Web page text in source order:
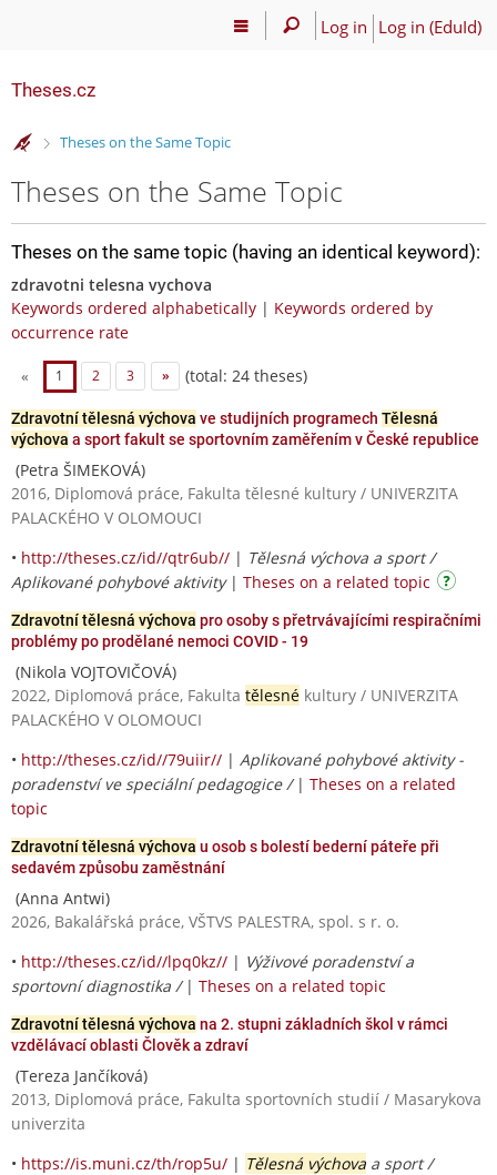
Log in Log in (EduId)
Theses.cz
>
Theses on the Same Topic
Theses on the Same Topic
Theses on the same topic (having an identical keyword):
zdravotni telesna vychova
Keywords ordered alphabetically | Keywords ordered by
occurrence rate
« 1 2 3 » (total: 24 theses)
Zdravotní tělesná výchova ve studijních programech Tělesná
výchova a sport fakult se sportovním zaměřením v České republice
(Petra ŠIMEKOVÁ)
2016, Diplomová práce, Fakulta tělesné kultury / UNIVERZITA
PALACKÉHO V OLOMOUCI
• http://theses.cz/id//qtr6ub// | Tělesná výchova a sport /
Aplikované pohybové aktivity| Theses on a related topic
Zdravotní tělesná výchova pro osoby s přetrvávajícími respiračními
problémy po prodělané nemoci COVID - 19
(Nikola VOJTOVIČOVÁ)
2022, Diplomová práce, Fakulta tělesné kultury / UNIVERZITA
PALACKÉHO V OLOMOUCI
• http://theses.cz/id//79uiir// | Aplikované pohybové aktivity -
poradenství ve speciální pedagogice / | Theses on a related
topic
Zdravotní tělesná výchova u osob s bolestí bederní páteře při
sedavém způsobu zaměstnání
(Anna Antwi)
2026, Bakalářská práce, VŠTVS PALESTRA, spol. s r. o.
• http://theses.cz/id//lpq0kz// | Výživové poradenství a
sportovní diagnostika / | Theses on a related topic
Zdravotní tělesná výchova na 2. stupni základních škol v rámci
vzdělávací oblasti Člověk a zdraví
(Tereza Jančíková)
2013, Diplomová práce, Fakulta sportovních studií / Masarykova
univerzita
• https://is.muni.cz/th/rop5u/ | Tělesná výchova a sport /